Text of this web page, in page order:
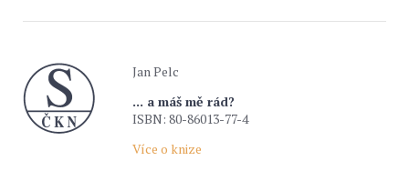
Jan Pelc
... a máš mě rád?
ISBN: 80-86013-77-4
Více o knize